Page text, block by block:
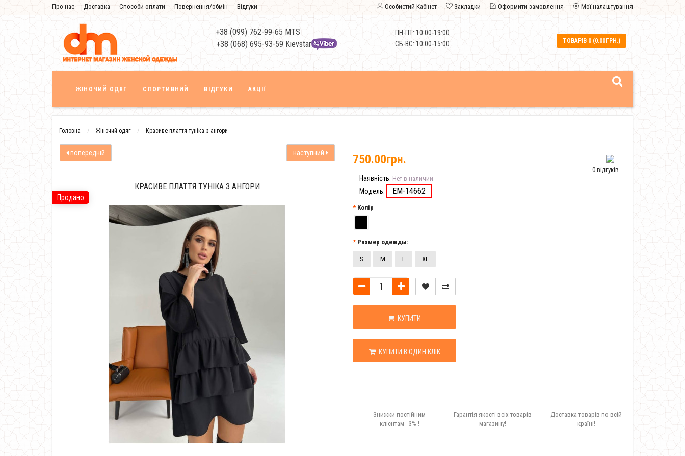
Про нас Доставка Способи оплати Повернення/обмін
Відгуки
Знижка
Особистий Кабінет Закладки Оформити замовлення Мої налаштування
+38 (099) 762-99-65 MTS
+38 (068) 695-93-59 Kievstar
ПН-ПТ: 10:00-19:00
СБ-ВС: 10:00-15:00
ТОВАРІВ 0 (0.00ГРН.)
ЖІНОЧИЙ ОДЯГ СПОРТИВНИЙ ВІДГУКИ АКЦІЇ
Головна Жіночий одяг Красиве плаття туніка з ангори
попередній наступний
Продано
КРАСИВЕ ПЛАТТЯ ТУНІКА З АНГОРИ
0 відгуків
750.00грн.
Наявність: Нет в наличии
Модель: EM-14662
Колір
Размер одежды:
S M L XL
КУПИТИ
КУПИТИ В ОДИН КЛІК
Знижки постійним
клієнтам - 3% !
Гарантія якості всіх товарів
магазину!
Доставка товарів по всій
країні!